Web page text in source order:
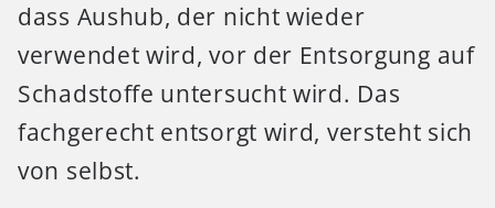
dass Aushub, der nicht wieder
verwendet wird, vor der Entsorgung auf
Schadstoffe untersucht wird. Das
fachgerecht entsorgt wird, versteht sich
von selbst.